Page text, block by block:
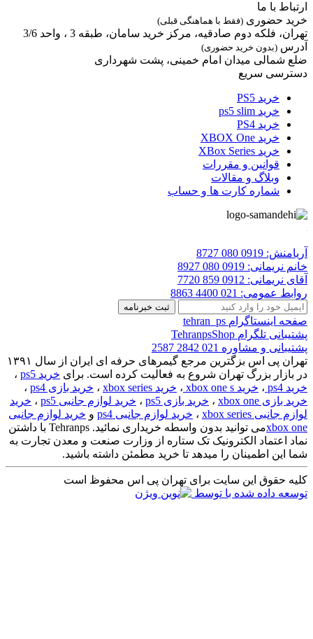
ارتباط با ما
خرید حضوری (فقط با هماهنگی قبلی)
تهران، فلکه دوم صادقیه، مرکز خرید سامان، طبقه 3 ، واحد 3/6
آدرس (بدون خرید حضوری)
ضلع شمالی میدان امام خمینی، پشت شهرداری
دسترسی سریع
خرید PS5
خرید ps5 slim
خرید PS4
خرید XBOX One
خرید XBox Series
قوانین و مقررات
وبلاگ و مقالات
شماره کارت ها و حساب
آریامنش: 0919 080 8727
خانم نریمانی: 0919 080 8927
آقای نریمانی: 0912 859 7720
روابط عمومی: 021 4400 8863
صفحه اینستاگرام tehran_ps
پشتیبانی تلگرام TehranpsShop
پشتیبانی و مشاوره 021 2842 2587
تهران پی اس بزگترین مرجع گیمرهای حرفه ای ایران از سال ۱۳۹۱
در بازار بزرگ تهران شروع به فعالیت کرده است. برای خرید ps5
،
خرید ps4
، خرید xbox one s ، خرید xbox series ، خرید بازی ps4
،
خرید بازی xbox one
، خرید بازی ps5 ، خرید لوازم جانبی ps5 ، خرید
لوازم جانبی xbox series
، خرید لوازم جانبی ps4 و خرید لوازم جانبی
xbox one
می توانید بدون واسطه خریداری نمائید. Tehranps با داشتن
نماد اعتماد الکترونیک تک ستاره از وزارت صنعت و معدن تجارت به
شما این اطمینان را میدهد تا خرید مطمئن داشته باشید.
کلیه حقوق این سایت برای تهران پی اس محفوظ است
توسعه داده شده با توسط